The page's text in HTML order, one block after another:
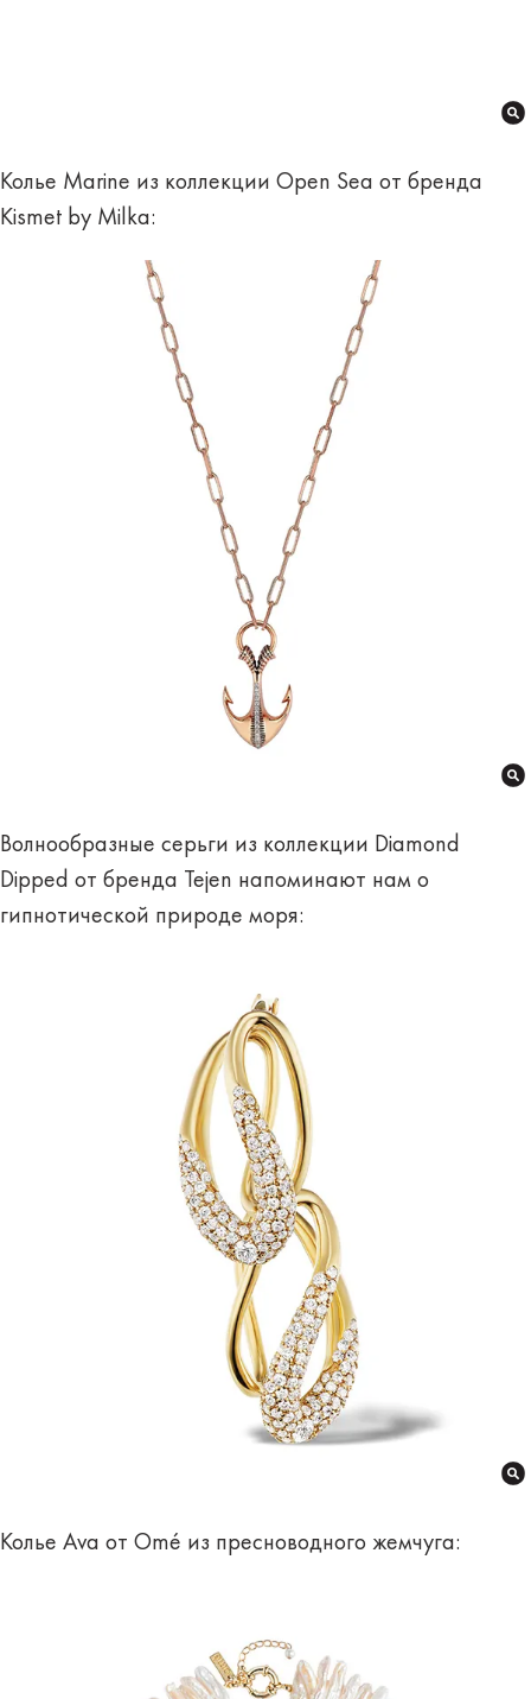
Колье Marine из коллекции Open Sea от бренда
Kismet by Milka:
Волнообразные серьги из коллекции Diamond
Dipped от бренда Tejen напоминают нам о
гипнотической природе моря:
Колье Ava от Omé из пресноводного жемчуга: